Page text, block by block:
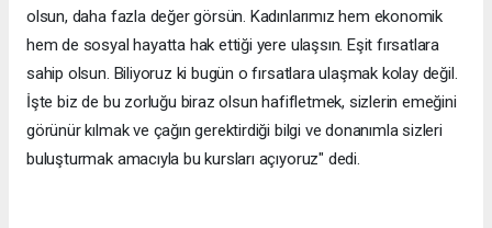
olsun, daha fazla değer görsün. Kadınlarımız hem ekonomik
hem de sosyal hayatta hak ettiği yere ulaşsın. Eşit fırsatlara
sahip olsun. Biliyoruz ki bugün o fırsatlara ulaşmak kolay değil.
İşte biz de bu zorluğu biraz olsun hafifletmek, sizlerin emeğini
görünür kılmak ve çağın gerektirdiği bilgi ve donanımla sizleri
buluşturmak amacıyla bu kursları açıyoruz" dedi.